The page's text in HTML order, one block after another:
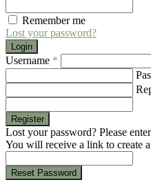
Remember me
Lost your password?
Login
Username *
Register
Lost your password? Please
You will receive a link to create
Reset Password